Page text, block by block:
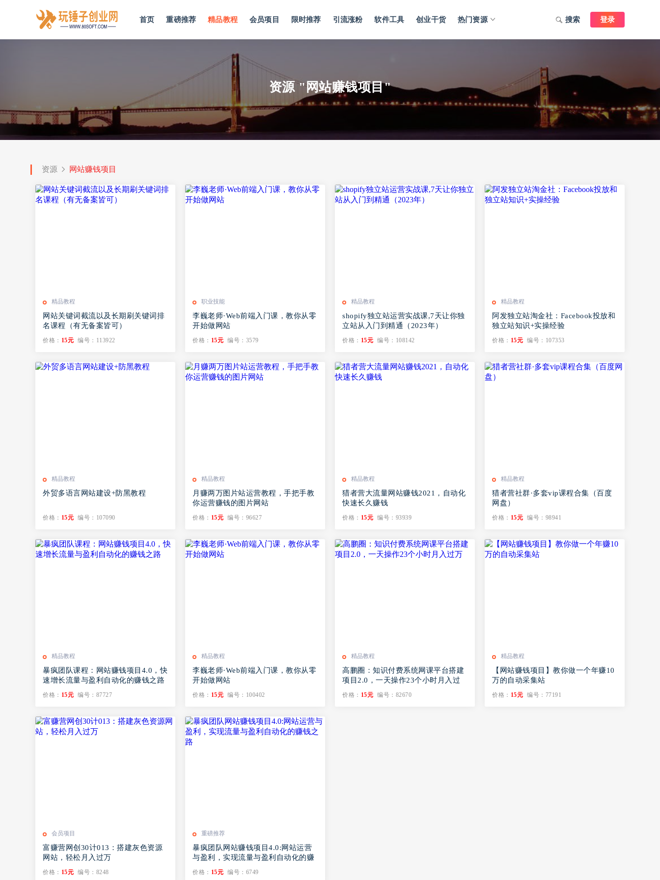
首页 重磅推荐 精品教程 会员项目 限时推荐 引流涨粉 软件工具 创业干货 热门资源 登录
搜索
资源 "网站赚钱项目"
资源 网站赚钱项目
精品教程
网站关键词截流以及长期刷关键词排
名课程（有无备案皆可）
价格： 15元 编号：113922
职业技能
李巍老师·Web前端入门课，教你从零
开始做网站
价格： 15元 编号：3579
精品教程
shopify独立站运营实战课,7天让你独
立站从入门到精通（2023年）
价格： 15元 编号：108142
精品教程
阿发独立站淘金社：Facebook投放和
独立站知识+实操经验
价格： 15元 编号：107353
精品教程
外贸多语言网站建设+防黑教程
价格： 15元 编号：107090
精品教程
月赚两万图片站运营教程，手把手教
你运营赚钱的图片网站
价格： 15元 编号：96627
精品教程
猎者营大流量网站赚钱2021，自动化
快速长久赚钱
价格： 15元 编号：93939
精品教程
猎者营社群·多套vip课程合集（百度
网盘）
价格： 15元 编号：98941
精品教程
暴疯团队课程：网站赚钱项目4.0，快
速增长流量与盈利自动化的赚钱之路
价格： 15元 编号：87727
精品教程
李巍老师·Web前端入门课，教你从零
开始做网站
价格： 15元 编号：100402
精品教程
高鹏圈：知识付费系统网课平台搭建
项目2.0，一天操作23个小时月入过
价格： 15元 编号：82670
精品教程
【网站赚钱项目】教你做一个年赚10
万的自动采集站
价格： 15元 编号：77191
会员项目
富赚营网创30计013：搭建灰色资源
网站，轻松月入过万
价格： 15元 编号：8248
重磅推荐
暴疯团队网站赚钱项目4.0:网站运营
与盈利，实现流量与盈利自动化的赚
价格： 15元 编号：6749